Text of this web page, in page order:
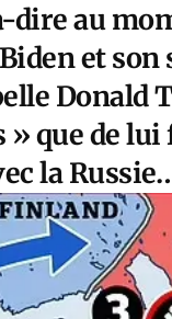
dire au
et son
que de
la